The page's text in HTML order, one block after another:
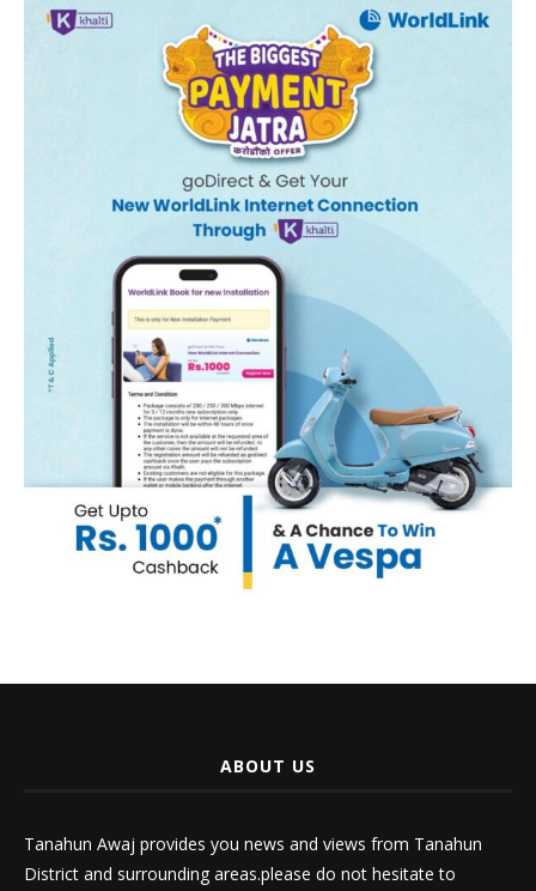
ABOUT US
Tanahun Awaj provides you news and views from Tanahun
District and surrounding areas.please do not hesitate to